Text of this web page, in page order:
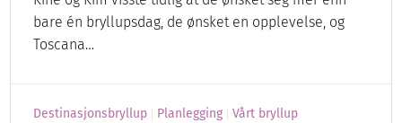
bare én bryllupsdag, de ønsket en opplevelse, og
Toscana…
Destinasjonsbryllup Planlegging Vårt bryllup